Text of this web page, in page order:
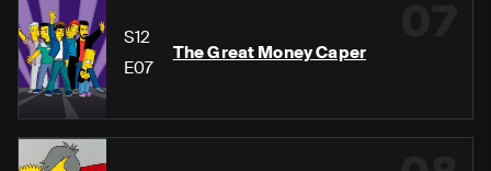
S12
E07
The Great Money Caper